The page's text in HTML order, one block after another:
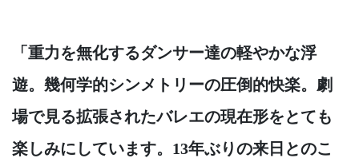
「重力を無化するダンサー達の軽やかな浮
遊。幾何学的シンメトリーの圧倒的快楽。劇
場で見る拡張されたバレエの現在形をとても
楽しみにしています。13年ぶりの来日とのこ